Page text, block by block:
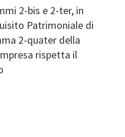
2-bis e 2-ter, in
Patrimoniale di
2-quater della
rispetta il